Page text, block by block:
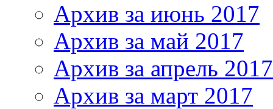
Архив за июнь 2017
Архив за май 2017
Архив за апрель 2017
Архив за март 2017